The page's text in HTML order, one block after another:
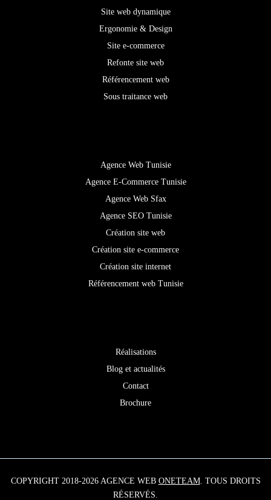
Site web dynamique
Ergonomie & Design
Site e-commerce
Refonte site web
Référencement web
Sous traitance web
Agence Web Tunisie
Agence E-Commerce Tunisie
Agence Web Sfax
Agence SEO Tunisie
Création site web
Création site e-commerce
Création site internet
Référencement web Tunisie
Réalisations
Blog et actualités
Contact
Brochure
COPYRIGHT 2018-2026 AGENCE WEB ONETEAM. TOUS DROITS
RÉSERVÉS.